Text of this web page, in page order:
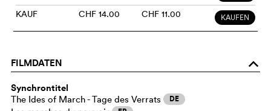
KAUF CHF 14.00 CHF 11.00 KAUFEN
FILMDATEN o
Synchrontitel
The Ides of March - Tage des Verrats DE